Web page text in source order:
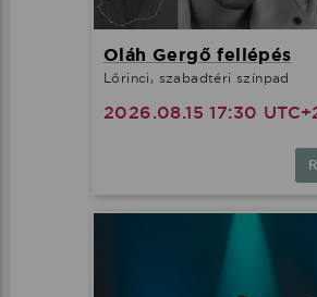
Oláh Gergő fellépés
Lőrinci, szabadtéri színpad
2026.08.15 17:30